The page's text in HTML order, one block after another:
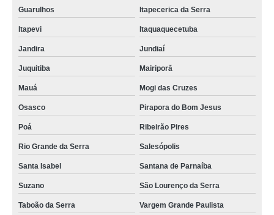
detector de gás de cozinha valores Ribeirão das Neves
distribuidora de detector de monóxido de carbono Brasilândia
compra de detector multigás 4 gases Fercal
detector de gás de cozinha Brasília
compra de detector multigás 4 gases Campo das Vertentes
detector de vazamento de gás venda Suzano
compra de detector de vazamento de gás Cerro Azul
detector de vazamento Mesquita
detector de gases espaço confinado Caieiras
Guarulhos Itapecerica da Serra
Itapevi Itaquaquecetuba
Jandira Jundiaí
Juquitiba Mairiporã
Mauá Mogi das Cruzes
Osasco Pirapora do Bom Jesus
Poá Ribeirão Pires
Rio Grande da Serra Salesópolis
Santa Isabel Santana de Parnaíba
Suzano São Lourenço da Serra
Taboão da Serra
Vargem Grande Paulista